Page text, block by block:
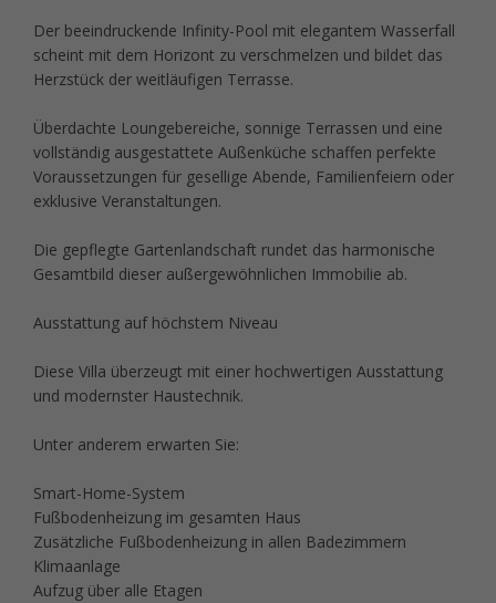
Der beeindruckende Infinity-Pool mit elegantem Wasserfall
scheint mit dem Horizont zu verschmelzen und bildet das
Herzstück der weitläufigen Terrasse.
Überdachte Loungebereiche, sonnige Terrassen und eine
vollständig ausgestattete Außenküche schaffen perfekte
Voraussetzungen für gesellige Abende, Familienfeiern oder
exklusive Veranstaltungen.
Die gepflegte Gartenlandschaft rundet das harmonische
Gesamtbild dieser außergewöhnlichen Immobilie ab.
Ausstattung auf höchstem Niveau
Diese Villa überzeugt mit einer hochwertigen Ausstattung
und modernster Haustechnik.
Unter anderem erwarten Sie:
Smart-Home-System
Fußbodenheizung im gesamten Haus
Zusätzliche Fußbodenheizung in allen Badezimmern
Klimaanlage
Aufzug über alle Etagen